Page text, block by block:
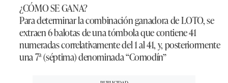
¿CÓMO SE GANA?
Para determinar la combinación ganadora de LOTO, se
extraen 6 balotas de una tómbola que contiene 41
numeradas correlativamente del 1 al 41, y, posteriormente
una 7ª (séptima) denominada “Comodín”